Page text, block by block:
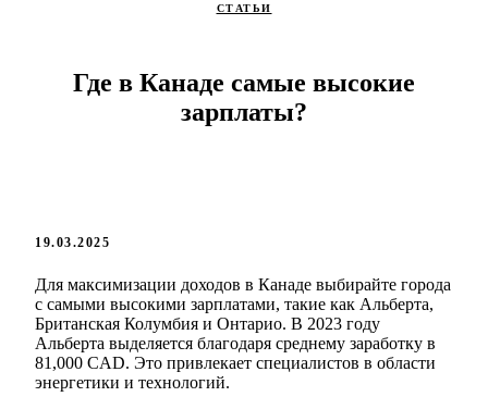
СТАТЬИ
Где в Канаде самые высокие
зарплаты?
19.03.2025
Для максимизации доходов в Канаде выбирайте города
с самыми высокими зарплатами, такие как Альберта,
Британская Колумбия и Онтарио. В 2023 году
Альберта выделяется благодаря среднему заработку в
81,000 CAD. Это привлекает специалистов в области
энергетики и технологий.